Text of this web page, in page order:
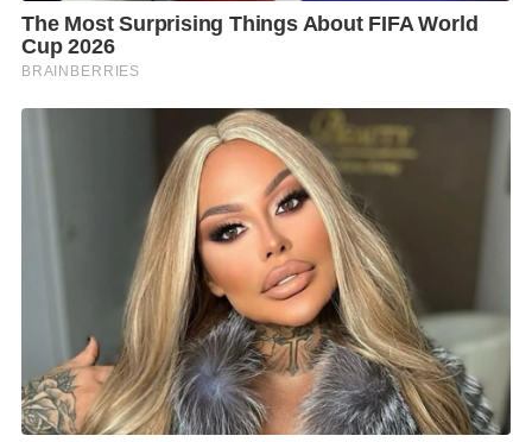
F
k
i
t
t
e
r
p
L
i
n
k